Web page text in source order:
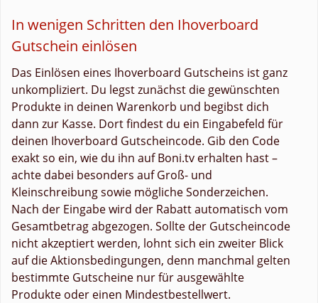
In wenigen Schritten den Ihoverboard
Gutschein einlösen
Das Einlösen eines Ihoverboard Gutscheins ist ganz
unkompliziert. Du legst zunächst die gewünschten
Produkte in deinen Warenkorb und begibst dich
dann zur Kasse. Dort findest du ein Eingabefeld für
deinen Ihoverboard Gutscheincode. Gib den Code
exakt so ein, wie du ihn auf Boni.tv erhalten hast –
achte dabei besonders auf Groß- und
Kleinschreibung sowie mögliche Sonderzeichen.
Nach der Eingabe wird der Rabatt automatisch vom
Gesamtbetrag abgezogen. Sollte der Gutscheincode
nicht akzeptiert werden, lohnt sich ein zweiter Blick
auf die Aktionsbedingungen, denn manchmal gelten
bestimmte Gutscheine nur für ausgewählte
Produkte oder einen Mindestbestellwert.